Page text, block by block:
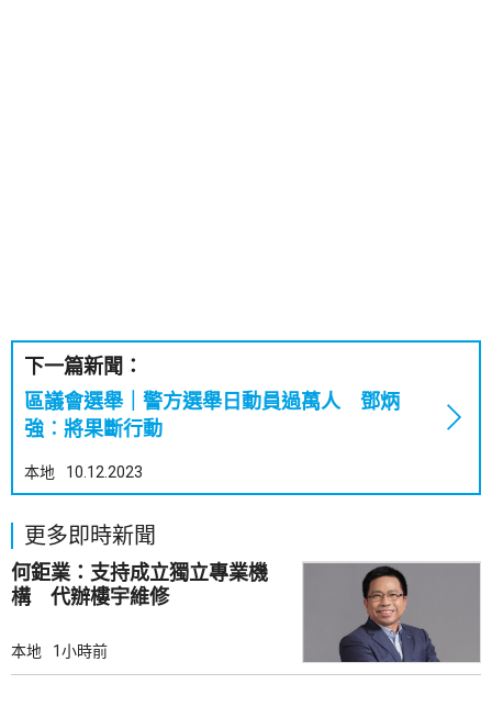
下一篇新聞：
區議會選舉｜警方選舉日動員過萬人 鄧炳
強︰將果斷行動
本地 10.12.2023
更多即時新聞
何鉅業：支持成立獨立專業機
構 代辦樓宇維修
本地 1小時前